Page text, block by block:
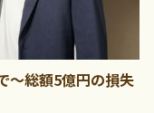
～総額5億円の損失